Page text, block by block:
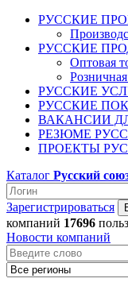
РУССКИЕ
РУССКИЕ
Оптовая
РУССКИЕ
РУССКИЕ
ВАКАНСИИ
РЕЗЮМЕ
ПРОЕКТЫ
Каталог Русский
Зарегистрироваться
компаний 17696
Новости компаний